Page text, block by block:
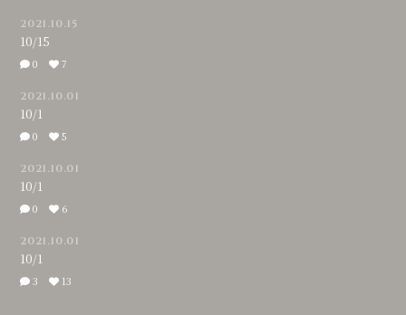
2021.10.15
10/15
0 7
2021.10.01
10/1
0 5
2021.10.01
10/1
0 6
2021.10.01
10/1
3 13